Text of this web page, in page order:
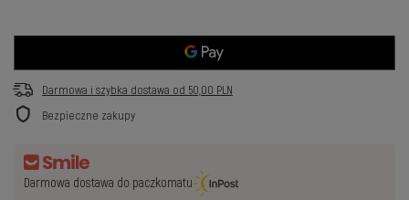
Darmowa i szybka dostawa od 50,00 PLN
Bezpieczne zakupy
Darmowa dostawa do paczkomatu